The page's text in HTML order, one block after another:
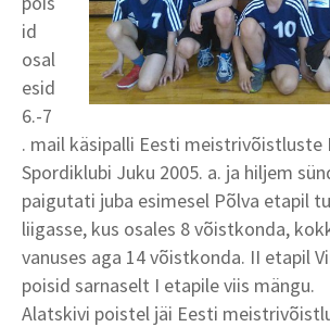
id
osal
esid
6.-7
. mail käsipalli Eesti meistrivõistluste
Spordiklubi Juku 2005. a. ja hiljem
paigutati juba esimesel Põlva etapil
liigasse, kus osales 8 võistkonda,
vanuses aga 14 võistkonda. II etapil
poisid sarnaselt I etapile viis mängu.
Alatskivi poistel jäi Eesti